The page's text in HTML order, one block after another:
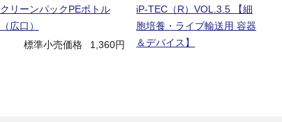
クリーンパックPEボトル
（広口）
標準小売価格
1,360円
iP-TEC（R）VOL.3.5 【細
胞培養・ライブ輸送用 容器
＆デバイス】